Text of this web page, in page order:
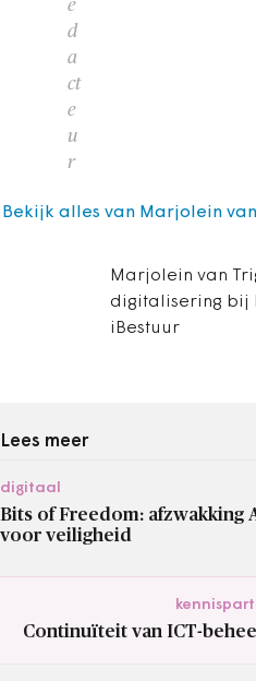
e
d
a
ct
e
u
r
Marjolein van
digitalisering bij
iBestuur
Bekijk alles van Marjolein
Lees meer
digitaal
Bits of Freedom: afzwakking
voor veiligheid
Continuïteit van ICT-